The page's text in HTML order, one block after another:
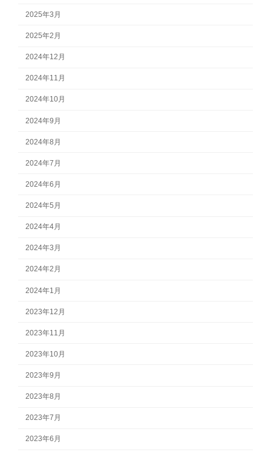
2025年3月
2025年2月
2024年12月
2024年11月
2024年10月
2024年9月
2024年8月
2024年7月
2024年6月
2024年5月
2024年4月
2024年3月
2024年2月
2024年1月
2023年12月
2023年11月
2023年10月
2023年9月
2023年8月
2023年7月
2023年6月